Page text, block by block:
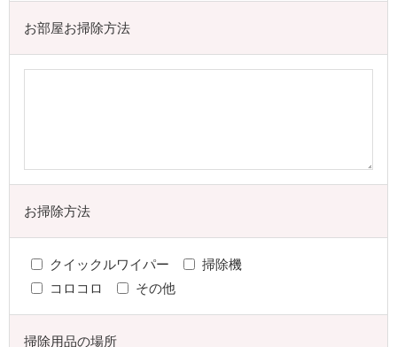
お部屋お掃除方法
お掃除方法
クイックルワイパー
掃除機
コロコロ
その他
掃除用品の場所